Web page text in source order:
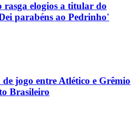
rasga elogios a titular do
parabéns ao Pedrinho'
jogo entre Atlético e Grêmio
Brasileiro